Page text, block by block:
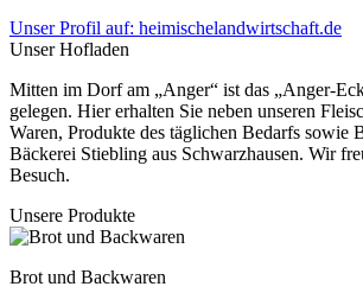
Unser Profil auf: heimischelandwirtschaft.de
Unser Hofladen
Mitten im Dorf am „Anger“ ist das „Anger-
gelegen. Hier erhalten Sie neben unseren
Waren, Produkte des täglichen Bedarfs sowie
Bäckerei Stiebling aus Schwarzhausen. Wir
Besuch.
Unsere Produkte
Brot und Backwaren